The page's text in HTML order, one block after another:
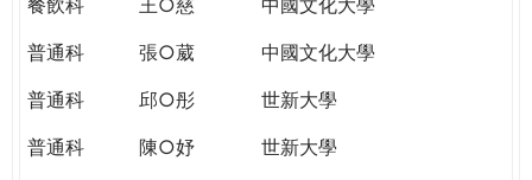
普通科
張○葳
中國文化大學
普通科
邱○彤
世新大學
普通科
陳○妤
世新大學